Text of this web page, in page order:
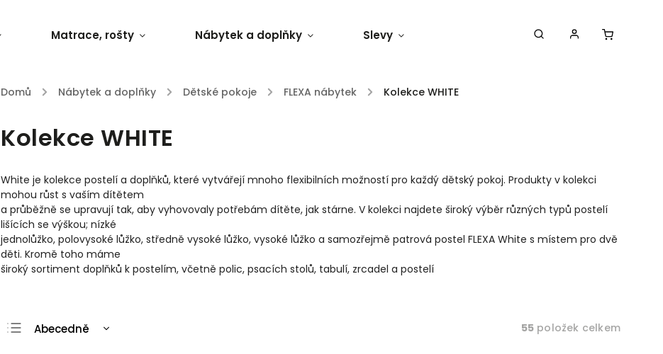
Matrace, rošty Nábytek a doplňky Slevy
Domů / Nábytek a doplňky / Dětské pokoje / FLEXA nábytek / Kolekce WHITE
Kolekce WHITE
White je kolekce postelí a doplňků, které vytvářejí mnoho flexibilních možností pro každý dětský pokoj. Produkty v kolekci
mohou růst s vaším dítětem
a průběžně se upravují tak, aby vyhovovaly potřebám dítěte, jak stárne. V kolekci najdete široký výběr různých typů postelí
lišících se výškou; nízké
jednolůžko, polovysoké lůžko, středně vysoké lůžko, vysoké lůžko a samozřejmě patrová postel FLEXA White s místem pro dvě
děti. Kromě toho máme
široký sortiment doplňků k postelím, včetně polic, psacích stolů, tabulí, zrcadel a postelí
Abecedně 55 položek celkem